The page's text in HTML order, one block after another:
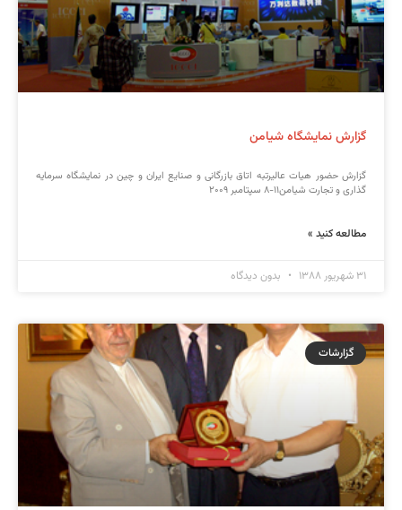
گزارش نمایشگاه شیامن
گزارش حضور هیات عالیرتبه اتاق بازرگانی و صنایع ایران و چین در نمایشگاه سرمایه
گذاری و تجارت شیامن۱۱-۸ سپتامبر ۲۰۰۹
مطالعه کنید »
۳۱ شهریور ۱۳۸۸ بدون دیدگاه
گزارشات